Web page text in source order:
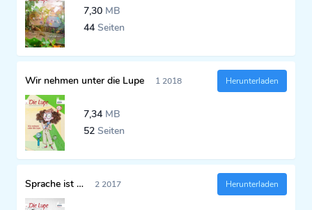
7,30 MB
44 Seiten
Wir nehmen unter die Lupe 1 2018
7,34 MB
52 Seiten
Herunterladen
Sprache ist … 2 2017 Herunterladen